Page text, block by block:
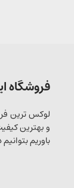
فروشگاه
لوکس ترین
و بهترین
باوریم